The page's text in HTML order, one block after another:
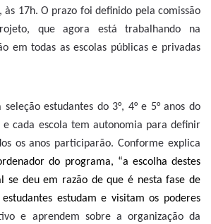
17h. O prazo foi definido pela comissão
que agora está trabalhando na
em todas as escolas públicas e privadas
estudantes do 3°, 4° e 5° anos do
e cada escola tem autonomia para definir
os anos participarão. Conforme explica
do programa, “a escolha destes
se deu em razão de que é nesta fase de
estudam e visitam os poderes
e aprendem sobre a organização da